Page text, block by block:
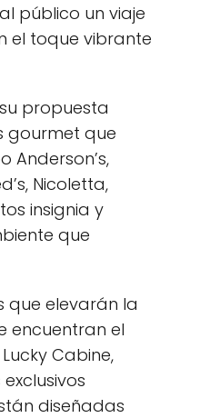
al público un viaje
el toque vibrante
propuesta
gourmet que
Anderson’s,
Nicoletta,
insignia y
que
que elevarán la
encuentran el
Cabine,
diseñadas